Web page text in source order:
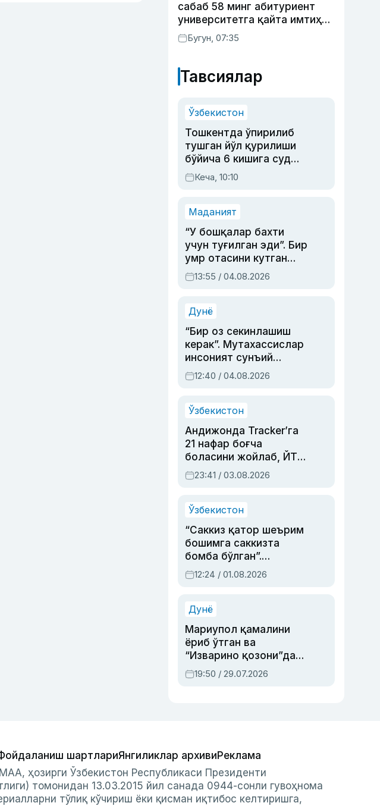
сабаб 58 минг абитуриент
университетга қайта имтиҳон
топширади
Бугун, 07:35
Тавсиялар
Ўзбекистон
Тошкентда ўпирилиб
тушган йўл қурилиши
бўйича 6 кишига суд
ҳукми ўқилди
Кеча, 10:10
Маданият
“У бошқалар бахти
учун туғилган эди”. Бир
умр отасини кутган
актриса ва дубльяж
устаси Римма
синовларга тўла ҳаёти
13:55 / 04.08.2026
Дунё
“Бир оз секинлашиш
керак”. Мутахассислар
инсоният сунъий
интеллектни бошқара
олмай қолишидан
12:40 / 04.08.2026
Ўзбекистон
Андижонда Tracker’га
21 нафар боғча
боласини жойлаб, ЙТҲ
содир этган аёлга суд
ҳукми ўқилди
23:41 / 03.08.2026
Ўзбекистон
“Саккиз қатор шеърим
бошимга саккизта
бомба бўлган”.
Абдулла Ориповни
сиёсий айбловлардан
12:24 / 01.08.2026
Дунё
Мариупол қамалини
ёриб ўтган ва
“Изварино қозони”дан
чиққан қаҳрамон —
Украина армияси бош
19:50 / 29.07.2026
шартлариЯнгиликлар архивиРеклама
ҳозирги Ўзбекистон Республикаси Президенти
томонидан 13.03.2015 йил санада 0944-сонли гувоҳнома
тўлиқ кўчириш ёки қисман иқтибос келтиришга,